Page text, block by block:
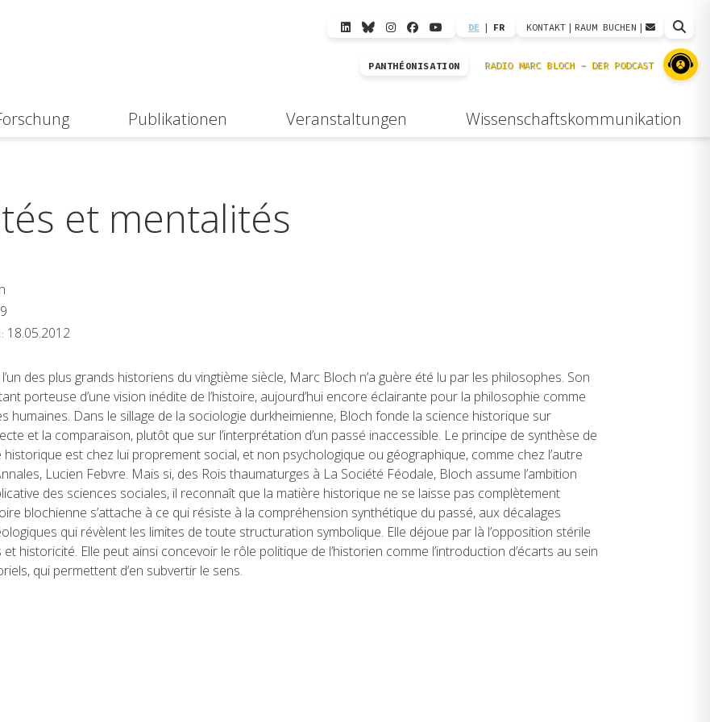
DE | FR KONTAKT | RAUM BUCHEN |
PANTHÉONISATION
Publikationen Veranstaltungen Wissenschaftskommunikation
et mentalités
18.05.2012
des plus grands historiens du vingtième siècle, Marc Bloch n’a guère été lu par les philosophes. Son
porteuse d’une vision inédite de l’histoire, aujourd’hui encore éclairante pour la philosophie comme
humaines. Dans le sillage de la sociologie durkheimienne, Bloch fonde la science historique sur
et la comparaison, plutôt que sur l’interprétation d’un passé inaccessible. Le principe de synthèse de
est chez lui proprement social, et non psychologique ou géographique, comme chez l’autre
Lucien Febvre. Mais si, des Rois thaumaturges à La Société Féodale, Bloch assume l’ambition
des sciences sociales, il reconnaît que la matière historique ne se laisse pas complètement
blochienne s’attache à ce qui résiste à la compréhension synthétique du passé, aux décalages
qui révèlent les limites de toute structuration symbolique. Elle déjoue par là l’opposition stérile
historicité. Elle peut ainsi concevoir le rôle politique de l’historien comme l’introduction d’écarts au sein
qui permettent d’en subvertir le sens.